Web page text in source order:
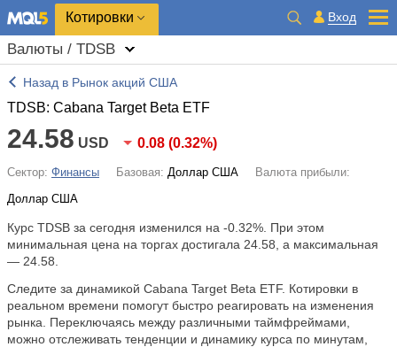
Котировки Вход
Валюты / TDSB
Назад в Рынок акций США
TDSB: Cabana Target Beta ETF
24.58 USD 0.08 (0.32%)
Сектор: Финансы Базовая: Доллар США
Валюта прибыли:
Доллар США
Курс TDSB за сегодня изменился на -0.32% . При этом
минимальная цена на торгах достигала 24.58, а максимальная
— 24.58.
Следите за динамикой Cabana Target Beta ETF. Котировки в
реальном времени помогут быстро реагировать на изменения
рынка. Переключаясь между различными таймфреймами,
можно отслеживать тенденции и динамику курса по минутам,